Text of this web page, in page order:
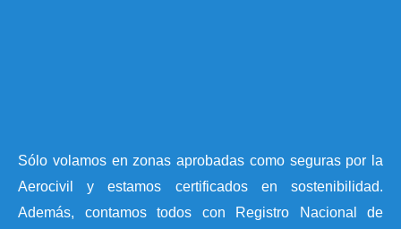
Sólo volamos en zonas aprobadas como seguras por la
Aerocivil y estamos certificados en sostenibilidad.
Además, contamos todos con Registro Nacional de